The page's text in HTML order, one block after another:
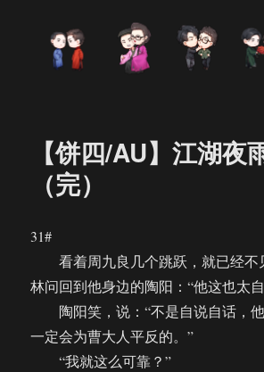
【饼四/AU】江湖夜
（完）
31#
看着周九良几个跳跃，就已经不
林问回到他身边的陶阳：“他这也太
陶阳笑，说：“不是自说自话，
一定会为曹大人平反的。”
“我就这么可靠？”